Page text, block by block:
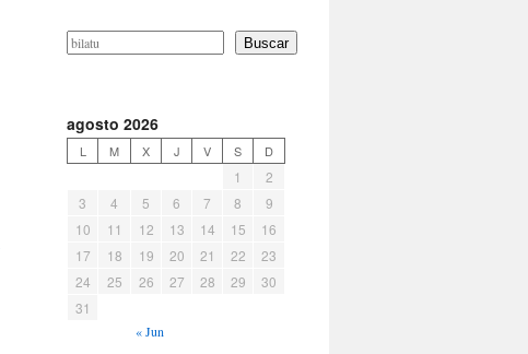
Buscar
agosto 2026
L M X J V S D
1
2
3
4 5 6 7 8
9
10
11 12 13 14 15
16
17
18 19 20 21 22
23
24
25 26 27 28 29
30
31
« Jun